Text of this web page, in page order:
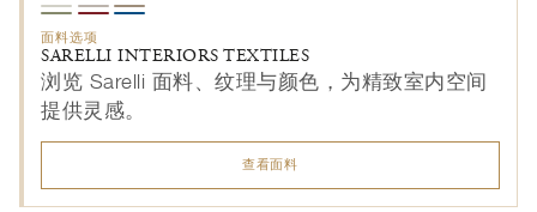
面料选项
SARELLI INTERIORS TEXTILES
浏览 Sarelli 面料、纹理与颜色，为精致室内空间
提供灵感。
查看面料